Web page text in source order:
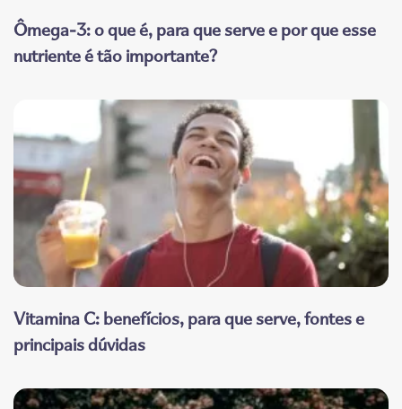
Ômega-3: o que é, para que serve e por que esse
nutriente é tão importante?
Vitamina C: benefícios, para que serve, fontes e
principais dúvidas